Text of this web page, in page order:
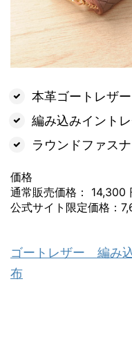
本革ゴートレザ
編み込みイント
ラウンドファス
価格
通常販売価格： 14,300
公式サイト限定価格：
ゴートレザー 編み
布